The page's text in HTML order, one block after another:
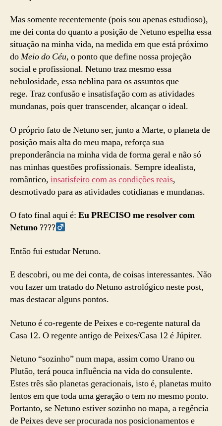
Mas somente recentemente (pois sou apenas estudioso),
me dei conta do quanto a posição de Netuno espelha essa
situação na minha vida, na medida em que está próximo
doMeio do Céu, o ponto que define nossa projeção
social e profissional. Netuno traz mesmo essa
nebulosidade, essa neblina para os assuntos que
rege. Traz confusão e insatisfação com as atividades
mundanas, pois quer transcender, alcançar o ideal.
O próprio fato de Netuno ser, junto a Marte, o planeta de
posição mais alta do meu mapa, reforça sua
preponderância na minha vida de forma geral e não só
nas minhas questões profissionais. Sempre idealista,
romântico, insatisfeito com as condições reais,
desmotivado para as atividades cotidianas e mundanas.
O fato final aqui é: Eu PRECISO me resolver com
Netuno ????‍
Então fui estudar Netuno.
E descobri, ou me dei conta, de coisas interessantes. Não
vou fazer um tratado do Netuno astrológico neste post,
mas destacar alguns pontos.
Netuno é co-regente de Peixes e co-regente natural da
Casa 12. O regente antigo de Peixes/Casa 12 é Júpiter.
Netuno “sozinho” num mapa, assim como Urano ou
Plutão, terá pouca influência na vida do consulente.
Estes três são planetas geracionais, isto é, planetas muito
lentos em que toda uma geração o tem no mesmo ponto.
Portanto, se Netuno estiver sozinho no mapa, a regência
de Peixes deve ser procurada nos posicionamentos e